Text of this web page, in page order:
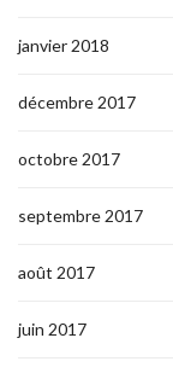
janvier 2018
décembre 2017
octobre 2017
septembre 2017
août 2017
juin 2017